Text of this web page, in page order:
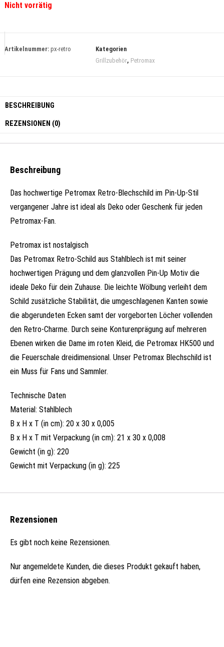
Nicht vorrätig
Artikelnummer: px-retro
Kategorien
Grillzubehör, Petromax
BESCHREIBUNG
REZENSIONEN (0)
Beschreibung
Das hochwertige Petromax Retro-Blechschild im Pin-Up-Stil
vergangener Jahre ist ideal als Deko oder Geschenk für jeden
Petromax-Fan.
Petromax ist nostalgisch
Das Petromax Retro-Schild aus Stahlblech ist mit seiner
hochwertigen Prägung und dem glanzvollen Pin-Up Motiv die
ideale Deko für dein Zuhause. Die leichte Wölbung verleiht dem
Schild zusätzliche Stabilität, die umgeschlagenen Kanten sowie
die abgerundeten Ecken samt der vorgeborten Löcher vollenden
den Retro-Charme. Durch seine Konturenprägung auf mehreren
Ebenen wirken die Dame im roten Kleid, die Petromax HK500 und
die Feuerschale dreidimensional. Unser Petromax Blechschild ist
ein Muss für Fans und Sammler.
Technische Daten
Material: Stahlblech
B x H x T (in cm): 20 x 30 x 0,005
B x H x T mit Verpackung (in cm): 21 x 30 x 0,008
Gewicht (in g): 220
Gewicht mit Verpackung (in g): 225
Rezensionen
Es gibt noch keine Rezensionen.
Nur angemeldete Kunden, die dieses Produkt gekauft haben,
dürfen eine Rezension abgeben.